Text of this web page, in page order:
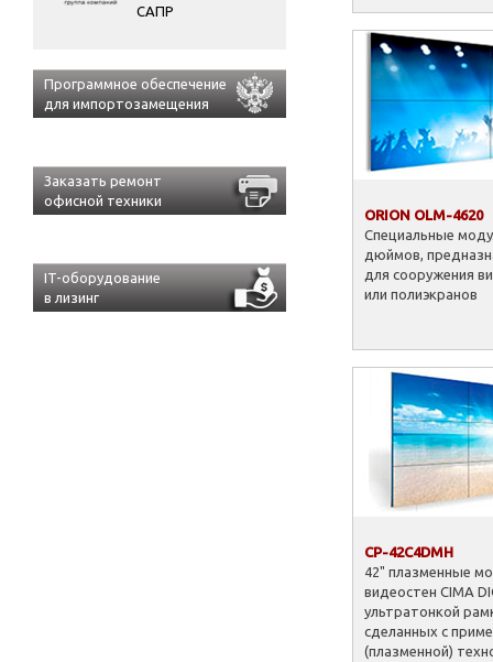
ORION OLM-4620
Специальные
дюймов,
для сооружения
или полиэкранов
CP-42C4DMH
42" плазменные
видеостен CIMA
ультратонкой
сделанных с
(плазменной)
САПР
Программное обеспечение
для импортозамещения
Заказать ремонт
офисной техники
IT-оборудование
в лизинг